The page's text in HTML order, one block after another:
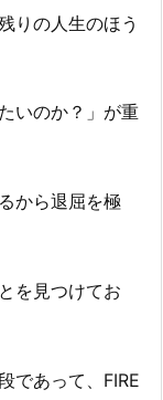
りの人生のほう
いのか？」が重
から退屈を極
を見つけてお
であって、FIRE